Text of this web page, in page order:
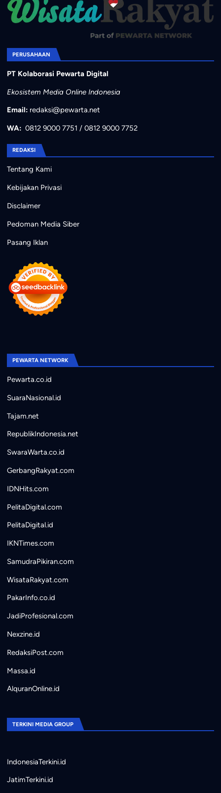
PERUSAHAAN
PT Kolaborasi Pewarta Digital
Ekosistem Media Online Indonesia
Email: redaksi@pewarta.net
WA: 0812 9000 7751 / 0812 9000 7752
REDAKSI
Tentang Kami
Kebijakan Privasi
Disclaimer
Pedoman Media Siber
Pasang Iklan
PEWARTA NETWORK
Pewarta.co.id
SuaraNasional.id
Tajam.net
RepublikIndonesia.net
SwaraWarta.co.id
GerbangRakyat.com
IDNHits.com
PelitaDigital.com
PelitaDigital.id
IKNTimes.com
SamudraPikiran.com
WisataRakyat.com
PakarInfo.co.id
JadiProfesional.com
Nexzine.id
RedaksiPost.com
Massa.id
AlquranOnline.id
TERKINI MEDIA GROUP
IndonesiaTerkini.id
JatimTerkini.id